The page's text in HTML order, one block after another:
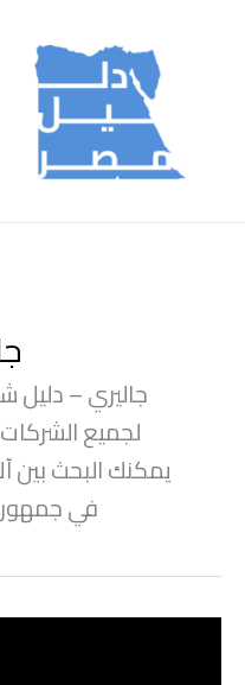
جاليري –
لجميع الشركات
يمكنك البحث بين
في